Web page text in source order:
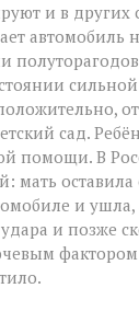
и в других
автомобиль
сильной
сад.
помощи. В
мать оставила
и ушла,
и позже
фактором